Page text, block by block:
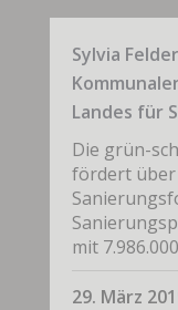
Sylvia
Landes für
Die grün-
fördert über
mit
29. März